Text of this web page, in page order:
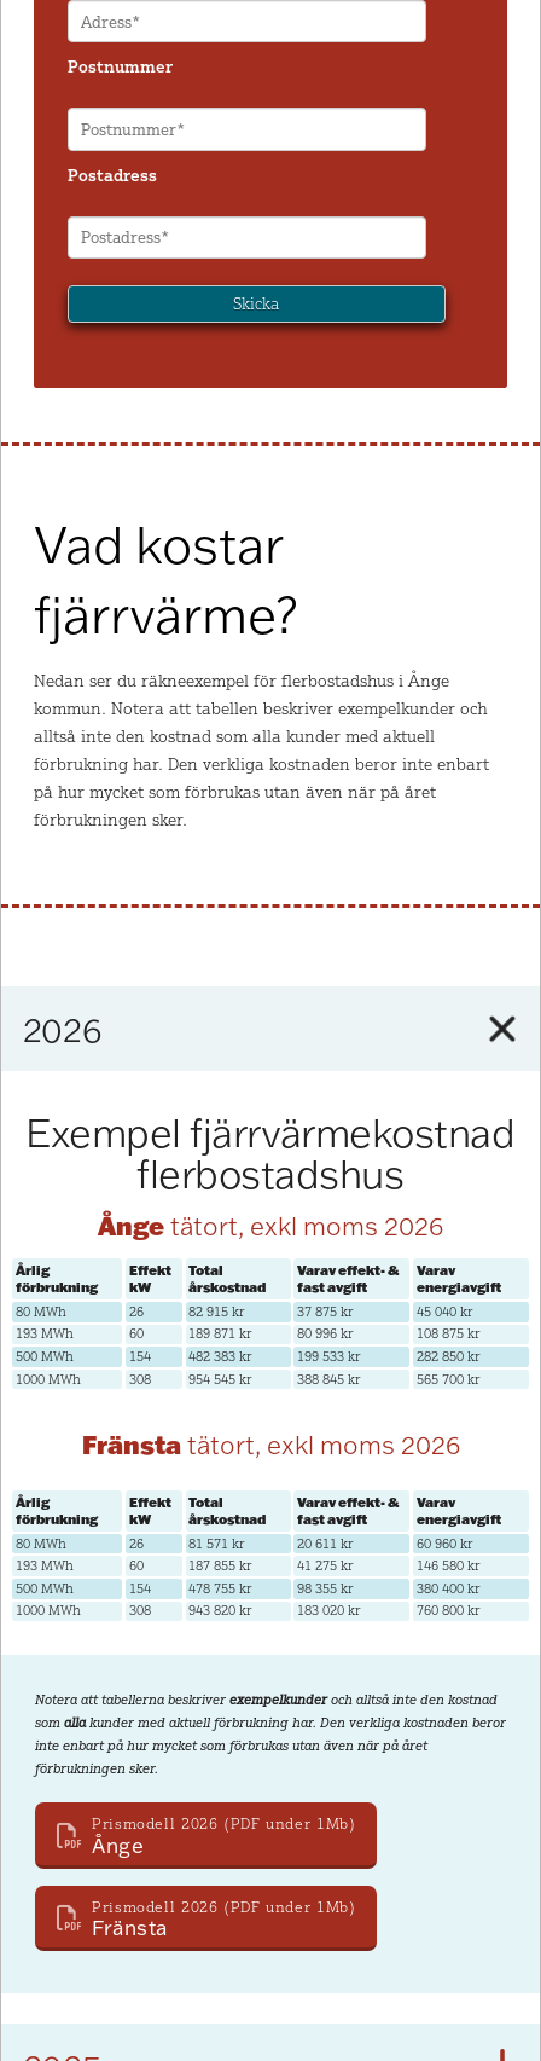
Postnummer
Postadress
Vad kostar
fjärrvärme?
Nedan ser du räkneexempel för flerbostadshus i Ånge
kommun. Notera att tabellen beskriver exempelkunder och
alltså inte den kostnad som alla kunder med aktuell
förbrukning har. Den verkliga kostnaden beror inte enbart
på hur mycket som förbrukas utan även när på året
förbrukningen sker.
2026
Exempel fjärrvärmekostnad
flerbostadshus
Ångetätort, exkl moms 2026
Årlig
förbrukning
Effekt
kW
Total
årskostnad
Varav effekt- &
fast avgift
Varav
energiavgift
80 MWh 26 82 915 kr 37 875 kr
45 040 kr
193 MWh
60 189 871 kr 80 996 kr
108 875 kr
500 MWh
154 482 383 kr 199 533 kr
282 850 kr
1000 MWh
308 954 545 kr 388 845 kr 565 700 kr
Fränstatätort, exkl moms 2026
Årlig
förbrukning
Effekt
kW
Total
årskostnad
Varav effekt- &
fast avgift
Varav
energiavgift
80 MWh 26 81 571 kr 20 611 kr
60 960 kr
193 MWh
60 187 855 kr 41 275 kr
146 580 kr
500 MWh
154 478 755 kr 98 355 kr
380 400 kr
1000 MWh
308 943 820 kr 183 020 kr 760 800 kr
Notera att tabellerna beskriver exempelkunderoch alltså inte den kostnad
som allakunder med aktuell förbrukning har. Den verkliga kostnaden beror
inte enbart på hur mycket som förbrukas utan även när på året
förbrukningen sker.
Prismodell 2026 (PDF under 1Mb)
Ånge
Prismodell 2026 (PDF under 1Mb)
Fränsta